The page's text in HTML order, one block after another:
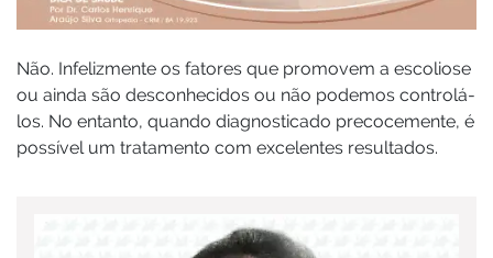
Não. Infelizmente os fatores que promovem a escoliose
ou ainda são desconhecidos ou não podemos controlá-
los. No entanto, quando diagnosticado precocemente, é
possível um tratamento com excelentes resultados.